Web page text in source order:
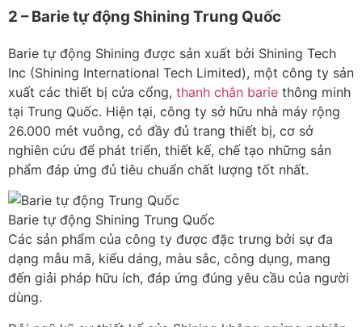
2 – Barie tự động Shining Trung Quốc
Barie tự động Shining được sản xuất bởi Shining Tech
Inc (Shining International Tech Limited), một công ty sản
xuất các thiết bị cửa cổng, thanh chắn barie thông minh
tại Trung Quốc. Hiện tại, công ty sở hữu nhà máy rộng
26.000 mét vuông, có đầy đủ trang thiết bị, cơ sở
nghiên cứu để phát triển, thiết kế, chế tạo những sản
phẩm đáp ứng đủ tiêu chuẩn chất lượng tốt nhất.
Barie tự động Shining Trung Quốc
Các sản phẩm của công ty được đặc trưng bởi sự đa
dạng mẫu mã, kiểu dáng, màu sắc, công dụng, mang
đến giải pháp hữu ích, đáp ứng đúng yêu cầu của người
dùng.